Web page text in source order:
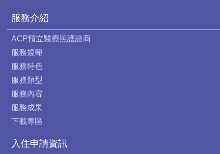
服務介紹
ACP預立醫療照護諮商
服務規範
服務特色
服務類型
服務內容
服務成果
下載專區
入住申請資訊